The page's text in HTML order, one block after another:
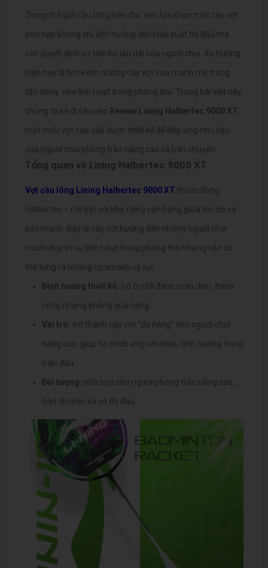
Trong thế giới cầu lông hiện đại, việc lựa chọn một cây vợt
phù hợp không chỉ ảnh hưởng đến hiệu suất thi đấu mà
còn quyết định sự tiến bộ lâu dài của người chơi. Xu hướng
hiện nay là tìm kiếm những cây vợt vừa mạnh mẽ trong
tấn công, vừa linh hoạt trong phòng thủ. Trong bài viết này,
chúng ta sẽ đi sâu vào Review Lining Halbertec 9000 XT,
một mẫu vợt cao cấp được thiết kế để đáp ứng nhu cầu
của người chơi phong trào nâng cao và bán chuyên.
Tổng quan về Lining Halbertec 9000 XT
Vợt cầu lông Lining Halbertec 9000 XT thuộc dòng
Halbertec – nổi bật với khả năng cân bằng giữa tốc độ và
sức mạnh. Đây là cây vợt hướng đến những người chơi
muốn duy trì sự linh hoạt trong phòng thủ nhưng vẫn có
thể tung ra những cú smash uy lực.
Định hướng thiết kế: hỗ trợ lối đánh toàn diện, thiên
công nhưng không quá nặng.
Vai trò: trở thành cây vợt “đa năng” cho người chơi
nâng cao, giúp họ thích ứng với nhiều tình huống trong
trận đấu.
Đối tượng: phù hợp cho người phong trào nâng cao,
bán chuyên và cả thi đấu.